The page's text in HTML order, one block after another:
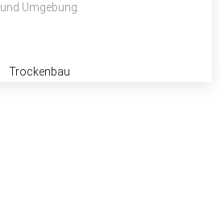
und Umgebung.
Trockenbau